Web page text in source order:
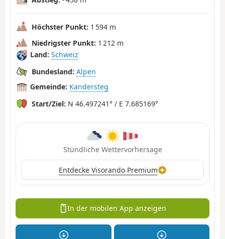
Höchster Punkt: 1 594 m
Niedrigster Punkt: 1 212 m
Land: Schweiz
Bundesland: Alpen
Gemeinde: Kandersteg
Start/Ziel: N 46.497241° / E 7.685169°
Stündliche Wettervorhersage
Entdecke Visorando Premium
In der mobilen App anzeigen